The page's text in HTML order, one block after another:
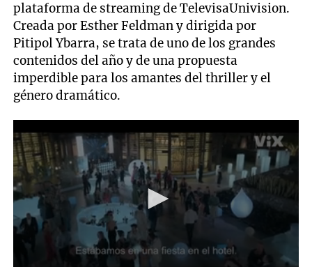
plataforma de streaming de TelevisaUnivision.
Creada por Esther Feldman y dirigida por
Pitipol Ybarra, se trata de uno de los grandes
contenidos del año y de una propuesta
imperdible para los amantes del thriller y el
género dramático.